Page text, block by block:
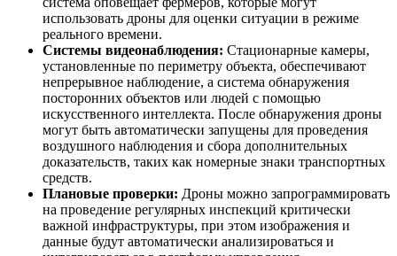
использовать дроны для оценки ситуации в режиме
реального времени.
Системы видеонаблюдения: Стационарные камеры,
установленные по периметру объекта, обеспечивают
непрерывное наблюдение, а система обнаружения
посторонних объектов или людей с помощью
искусственного интеллекта. После обнаружения дроны
могут быть автоматически запущены для проведения
воздушного наблюдения и сбора дополнительных
доказательств, таких как номерные знаки транспортных
средств.
Плановые проверки: Дроны можно запрограммировать
на проведение регулярных инспекций критически
важной инфраструктуры, при этом изображения и
данные будут автоматически анализироваться и